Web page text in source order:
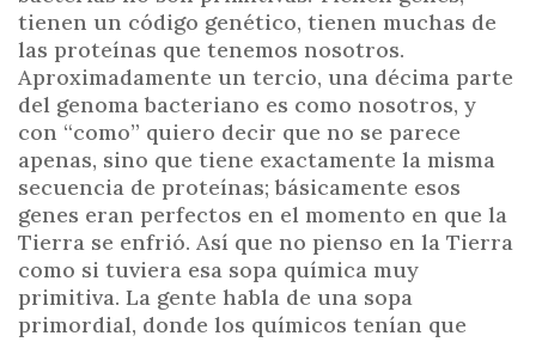
tienen un código genético, tienen muchas de
las proteínas que tenemos nosotros.
Aproximadamente un tercio, una décima parte
del genoma bacteriano es como nosotros, y
con “como” quiero decir que no se parece
apenas, sino que tiene exactamente la misma
secuencia de proteínas; básicamente esos
genes eran perfectos en el momento en que la
Tierra se enfrió. Así que no pienso en la Tierra
como si tuviera esa sopa química muy
primitiva. La gente habla de una sopa
primordial, donde los químicos tenían que